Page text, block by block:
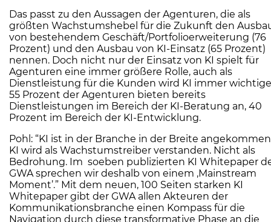
Das passt zu den Aussagen der Agenturen, die als
größten Wachstumshebel für die Zukunft den
von bestehendem Geschäft/Portfolioerweiterung (76
Prozent) und den Ausbau von KI-Einsatz (65 Prozent)
nennen. Doch nicht nur der Einsatz von KI spielt für
Agenturen eine immer größere Rolle, auch als
Dienstleistung für die Kunden wird KI immer
55 Prozent der Agenturen bieten bereits
Dienstleistungen im Bereich der KI-Beratung an, 40
Prozent im Bereich der KI-Entwicklung.
Pohl: “KI ist in der Branche in der Breite
KI wird als Wachstumstreiber verstanden. Nicht als
Bedrohung. Im soeben publizierten KI Whitepaper
GWA sprechen wir deshalb von einem ,Mainstream
Moment’.” Mit dem neuen, 100 Seiten starken KI
Whitepaper gibt der GWA allen Akteuren der
Kommunikationsbranche einen Kompass für die
Navigation durch diese transformative Phase an die